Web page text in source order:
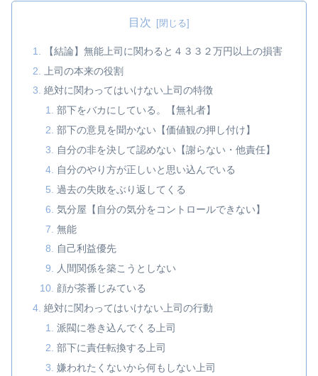
目次
【結論】無能上司に関わると４３３２万円以上の損害
上司の本来の役割
絶対に関わってはいけない上司の特徴
部下をバカにしている。【無礼者】
部下の意見を聞かない【価値観の押し付け】
自分の非を決して認めない【謝らない・他責任】
自分のやり方が正しいと思い込んでいる
過去の失敗をぶり返してくる
気分屋【自分の気分をコントロールできない】
無能
自己利益優先
人間関係を築こうとしない
顔が茶番じみている
絶対に関わってはいけない上司の行動
派閥に巻き込んでくる上司
部下に責任転換する上司
嫌われたくないから何もしない上司